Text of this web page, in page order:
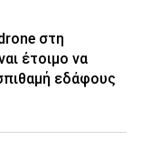
στη
έτοιμο να
εδάφους